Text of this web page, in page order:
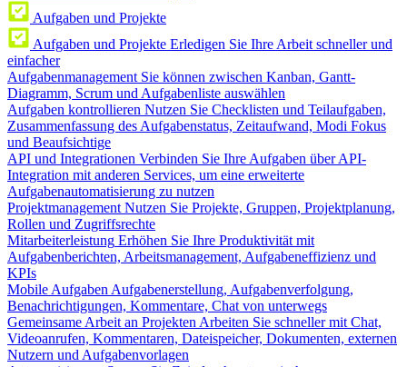
Aufgaben und Projekte
Aufgaben und Projekte Erledigen Sie Ihre Arbeit schneller und
einfacher
Aufgabenmanagement Sie können zwischen Kanban, Gantt-
Diagramm, Scrum und Aufgabenliste auswählen
Aufgaben kontrollieren Nutzen Sie Checklisten und Teilaufgaben,
Zusammenfassung des Aufgabenstatus, Zeitaufwand, Modi Fokus
und Beaufsichtige
API und Integrationen Verbinden Sie Ihre Aufgaben über API-
Integration mit anderen Services, um eine erweiterte
Aufgabenautomatisierung zu nutzen
Projektmanagement Nutzen Sie Projekte, Gruppen, Projektplanung,
Rollen und Zugriffsrechte
Mitarbeiterleistung Erhöhen Sie Ihre Produktivität mit
Aufgabenberichten, Arbeitsmanagement, Aufgabeneffizienz und
KPIs
Mobile Aufgaben Aufgabenerstellung, Aufgabenverfolgung,
Benachrichtigungen, Kommentare, Chat von unterwegs
Gemeinsame Arbeit an Projekten Arbeiten Sie schneller mit Chat,
Videoanrufen, Kommentaren, Dateispeicher, Dokumenten, externen
Nutzern und Aufgabenvorlagen